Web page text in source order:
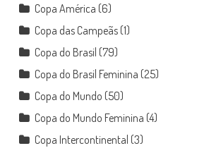
Copa América (6)
Copa das Campeãs(1)
Copa do Brasil (79)
Copa do Brasil Feminina (25)
Copa do Mundo (50)
Copa do Mundo Feminina (4)
Copa Intercontinental (3)